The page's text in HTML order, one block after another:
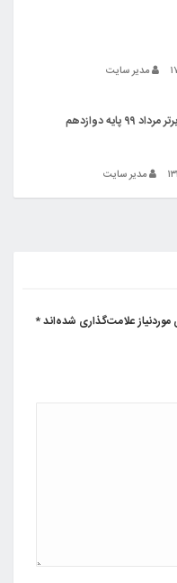
مدیر سایت
دوازدهم
مدیر سایت
علامت‌گذاری شده‌اند*